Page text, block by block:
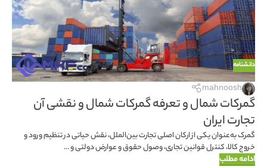
دانشنامه
mahnoosh
گمرکات شمال و تعرفه گمرکات شمال و نقشی آن
تجارت ایران
گمرک به‌عنوان یکی از ارکان اصلی تجارت بین‌الملل، نقش حیاتی در تنظیم ورود و
خروج کالا، کنترل قوانین تجاری، وصول حقوق و عوارض دولتی و ...
ادامه مطلب